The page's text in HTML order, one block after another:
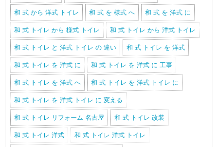
和 式 から 洋式 トイレ 和 式 を 様式 へ 和 式 を 洋式 に
和 式 トイレ から 様式 トイレ 和 式 トイレ から 洋式 トイレ
和 式 トイレ と 洋式 トイレ の 違い 和 式 トイレ を 洋式
和 式 トイレ を 洋式 に 和 式 トイレ を 洋式 に 工事
和 式 トイレ を 洋式 へ 和 式 トイレ を 洋式 トイレ に
和 式 トイレ を 洋式 トイレ に 変える
和 式 トイレ リフォーム 名古屋 和 式 トイレ 改装
和 式 トイレ 洋式 和 式 トイレ 洋式 トイレ